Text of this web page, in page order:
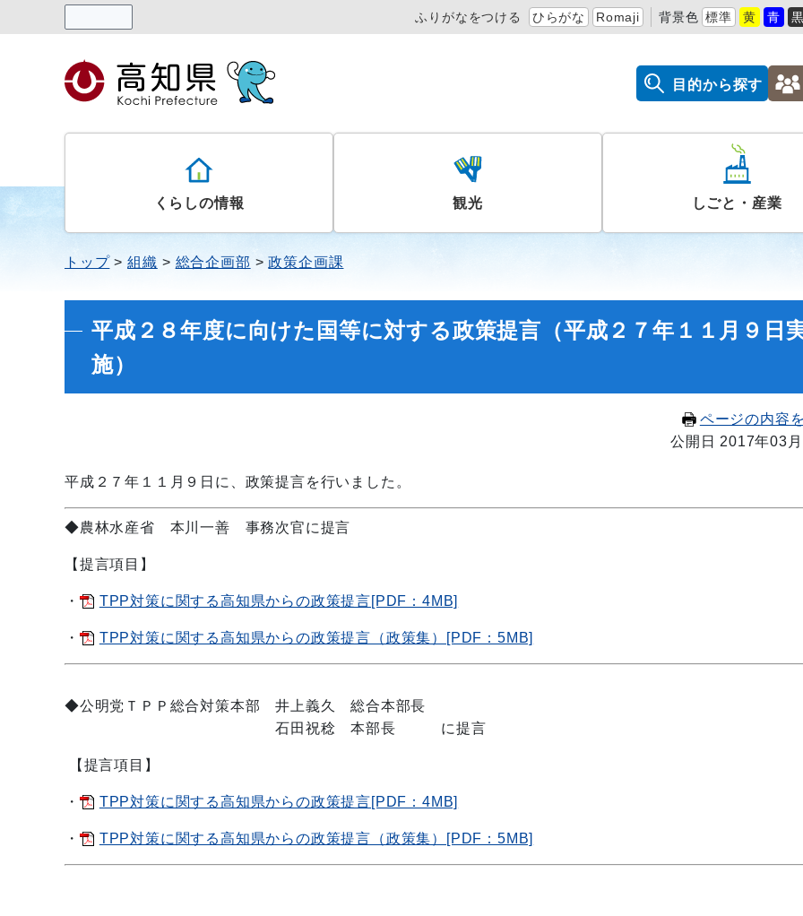
ふりがなをつける ひらがな Romaji 背景色 標準 黄 青
目的から探す
くらしの情報 観光 しごと・産業
トップ 組織 総合企画部 政策企画課
平成２８年度に向けた国等に対する政策提言（平成２７年１１月９日
施）
ページの内容
公開日 2017年03
平成２７年１１月９日に、政策提言を行いました。
◆農林水産省 本川一善 事務次官に提言
【提言項目】
・ TPP対策に関する高知県からの政策提言[PDF：4MB]
・ TPP対策に関する高知県からの政策提言（政策集）[PDF：5MB]
◆公明党ＴＰＰ総合対策本部 井上義久 総合本部長
石田祝稔 本部長 に提言
【提言項目】
・ TPP対策に関する高知県からの政策提言[PDF：4MB]
・ TPP対策に関する高知県からの政策提言（政策集）[PDF：5MB]